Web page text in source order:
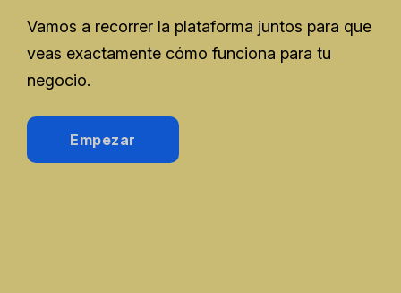
Vamos a recorrer la plataforma juntos para que
veas exactamente cómo funciona para tu
negocio.
Empezar